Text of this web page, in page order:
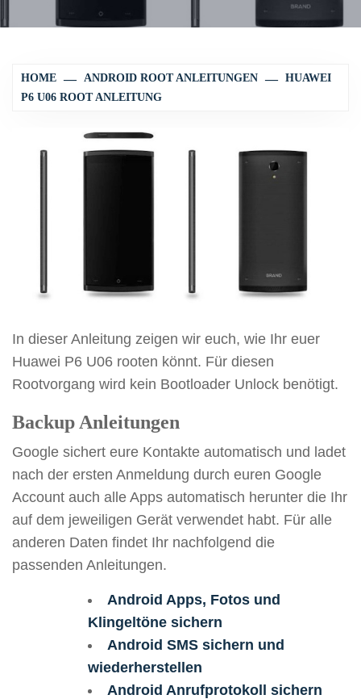
HOME ANDROID ROOT ANLEITUNGEN
HUAWEI
P6 U06 ROOT ANLEITUNG
In dieser Anleitung zeigen wir euch, wie Ihr euer
Huawei P6 U06 rooten könnt. Für diesen
Rootvorgang wird kein Bootloader Unlock benötigt.
Backup Anleitungen
Google sichert eure Kontakte automatisch und ladet
nach der ersten Anmeldung durch euren Google
Account auch alle Apps automatisch herunter die Ihr
auf dem jeweiligen Gerät verwendet habt. Für alle
anderen Daten findet Ihr nachfolgend die
passenden Anleitungen.
Android Apps, Fotos und
Klingeltöne sichern
Android SMS sichern und
wiederherstellen
Android Anrufprotokoll sichern